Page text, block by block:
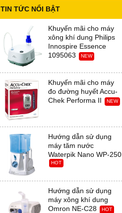
TIN TỨC NỔI BẬT
Khuyến mãi cho máy
xông khí dung Philips
Innospire Essence
1095063
NEW
Khuyến mãi cho máy
đo đường huyết Accu-
Chek Performa II
NEW
Hướng dẫn sử dụng
máy tăm nước
Waterpik Nano WP-250
HOT
Hướng dẫn sử dụng
máy xông khí dung
Omron NE-C28
HOT